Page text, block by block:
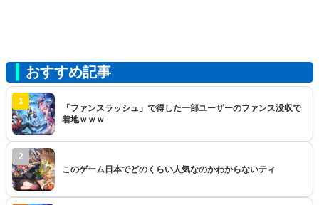
おすすめ記事
1
「ファンスラッシュ」で得した一部ユーザーのファンス没収で
着地ｗｗｗ
2
このゲーム日本でどのくらい人気なのかわからないティ